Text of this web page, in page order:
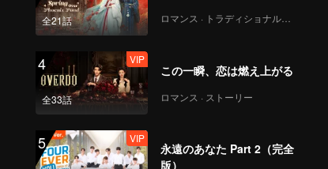
全21話 ロマンス · トラディショナル・コスチューム
4
全33話
VIP
この一瞬、恋は燃え上がる
ロマンス · ストーリー
5 VIP
永遠のあなた Part 2（完全
版）